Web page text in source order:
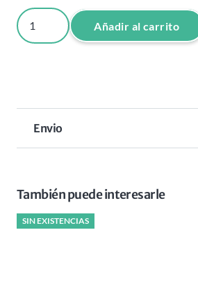
SEPARADOR
DE
cantidad
Añadir al carrito
Envio
También puede interesarle
SIN EXISTENCIAS